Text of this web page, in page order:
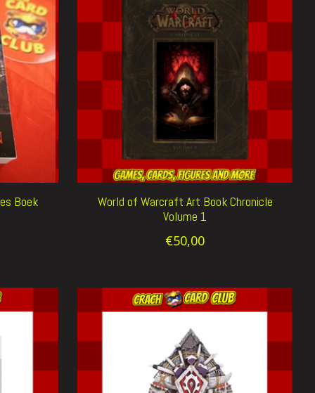
Boek
World of Warcraft Art Book Chronicle
Volume 1
€50,00